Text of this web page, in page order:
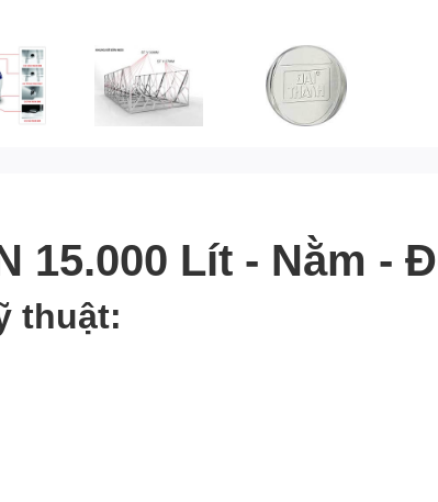
15.000 Lít - Nằm -
thuật: